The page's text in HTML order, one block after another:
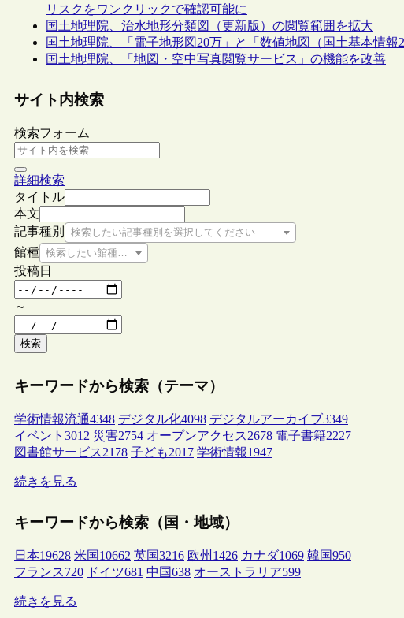
リスクをワンクリックで確認可能に
国土地理院、治水地形分類図（更新版）の閲覧範囲を拡大
国土地理院、「電子地形図20万」と「数値地図（国土基本情報
国土地理院、「地図・空中写真閲覧サービス」の機能を改善
サイト内検索
検索フォーム
詳細検索
タイトル
本文
記事種別
検索したい記事種別を選択してください
館種 検索したい館種を選択してください
投稿日
～
検索
キーワードから検索（テーマ）
学術情報流通4348 デジタル化4098 デジタルアーカイブ3349
イベント 3012 災害2754 オープンアクセス2678 電子書籍2227
図書館サービス2178 子ども2017 学術情報1947
続きを見る
キーワードから検索（国・地域）
日本19628 米国 10662 英国3216 欧州 1426 カナダ1069 韓国950
フランス720 ドイツ681 中国638 オーストラリア599
続きを見る